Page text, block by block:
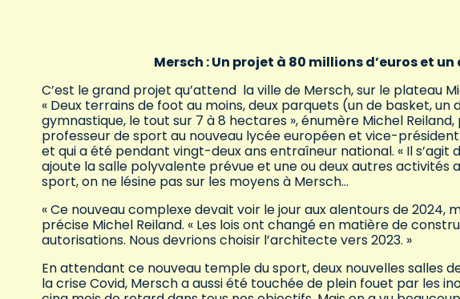
Mersch : Un projet à 80 millions d’euros et
C’est le grand projet qu’attend la ville de Mersch, sur le plateau
« Deux terrains de foot au moins, deux parquets (un de basket, un
gymnastique, le tout sur 7 à 8 hectares », énumère Michel
professeur de sport au nouveau lycée européen et vice-
et qui a été pendant vingt-deux ans entraîneur national. « Il s’agit
ajoute la salle polyvalente prévue et une ou deux autres activités
sport, on ne lésine pas sur les moyens à Mersch…
« Ce nouveau complexe devait voir le jour aux alentours de 2024,
précise Michel Reiland. « Les lois ont changé en matière de
autorisations. Nous devrions choisir l’architecte vers 2023. »
En attendant ce nouveau temple du sport, deux nouvelles salles
la crise Covid, Mersch a aussi été touchée de plein fouet par les